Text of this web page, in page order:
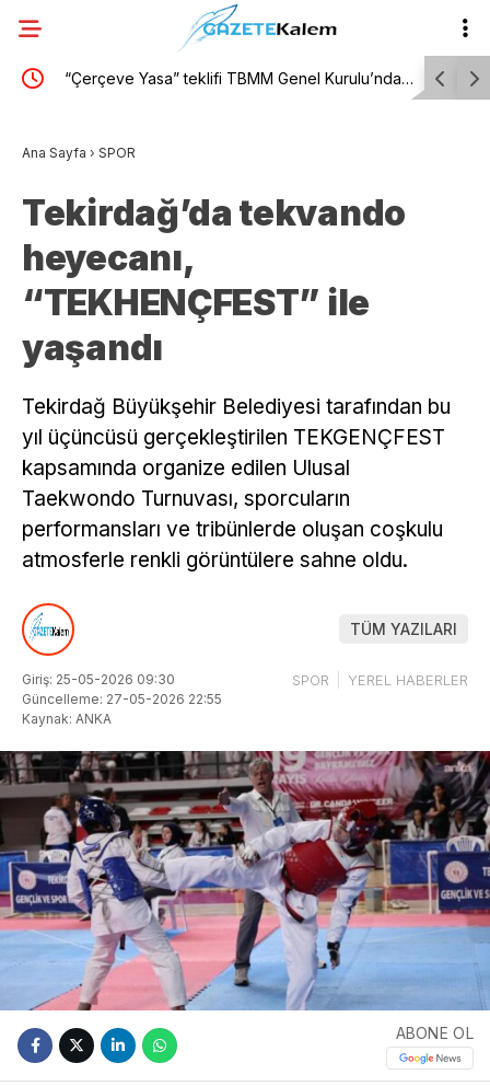
“Çerçeve Yasa” teklifi TBMM Genel Kurulu’nda…
Ana Sayfa › SPOR
Tekirdağ’da tekvando
heyecanı,
“TEKHENÇFEST” ile
yaşandı
Tekirdağ Büyükşehir Belediyesi tarafından bu
yıl üçüncüsü gerçekleştirilen TEKGENÇFEST
kapsamında organize edilen Ulusal
Taekwondo Turnuvası, sporcuların
performansları ve tribünlerde oluşan coşkulu
atmosferle renkli görüntülere sahne oldu.
TÜM YAZILARI
Giriş: 25-05-2026 09:30
Güncelleme: 27-05-2026 22:55
Kaynak: ANKA
SPOR YEREL HABERLER
ABONE OL